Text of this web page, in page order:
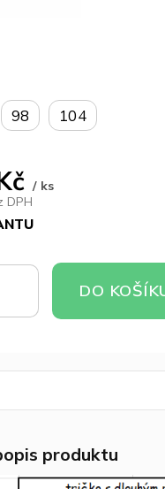
/ ks
DPH
98 104
DO
produktu